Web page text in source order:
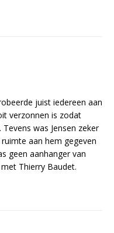
juist iedereen aan
verzonnen is zodat
was Jensen zeker
aan hem gegeven
geen aanhanger van
Thierry Baudet.